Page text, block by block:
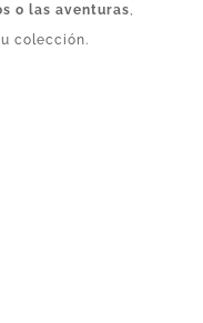
o las aventuras
colección.